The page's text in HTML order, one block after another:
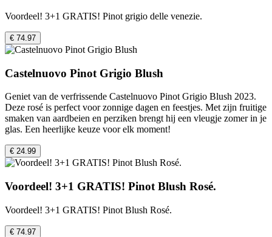
Voordeel! 3+1 GRATIS! Pinot grigio delle venezie.
€ 74.97
Castelnuovo Pinot Grigio Blush
Geniet van de verfrissende Castelnuovo Pinot Grigio Blush 2023.
Deze rosé is perfect voor zonnige dagen en feestjes. Met zijn fruitige
smaken van aardbeien en perziken brengt hij een vleugje zomer in je
glas. Een heerlijke keuze voor elk moment!
€ 24.99
Voordeel! 3+1 GRATIS! Pinot Blush Rosé.
Voordeel! 3+1 GRATIS! Pinot Blush Rosé.
€ 74.97